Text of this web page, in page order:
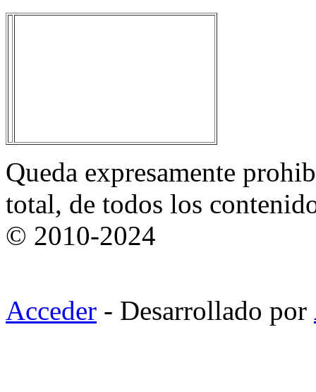
Queda expresamente
total, de todos los
© 2010-2024
Acceder - Desarrollado por